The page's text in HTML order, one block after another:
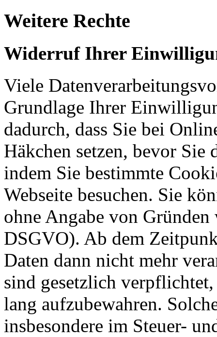
Weitere Rechte
Widerruf Ihrer
Viele
Grundlage Ihrer
dadurch, dass Sie bei
Häkchen setzen, bevor Sie
indem Sie bestimmte
Webseite besuchen. Sie
ohne Angabe von
DSGVO). Ab dem
Daten dann nicht mehr
sind gesetzlich
lang aufzubewahren.
insbesondere im Steuer-